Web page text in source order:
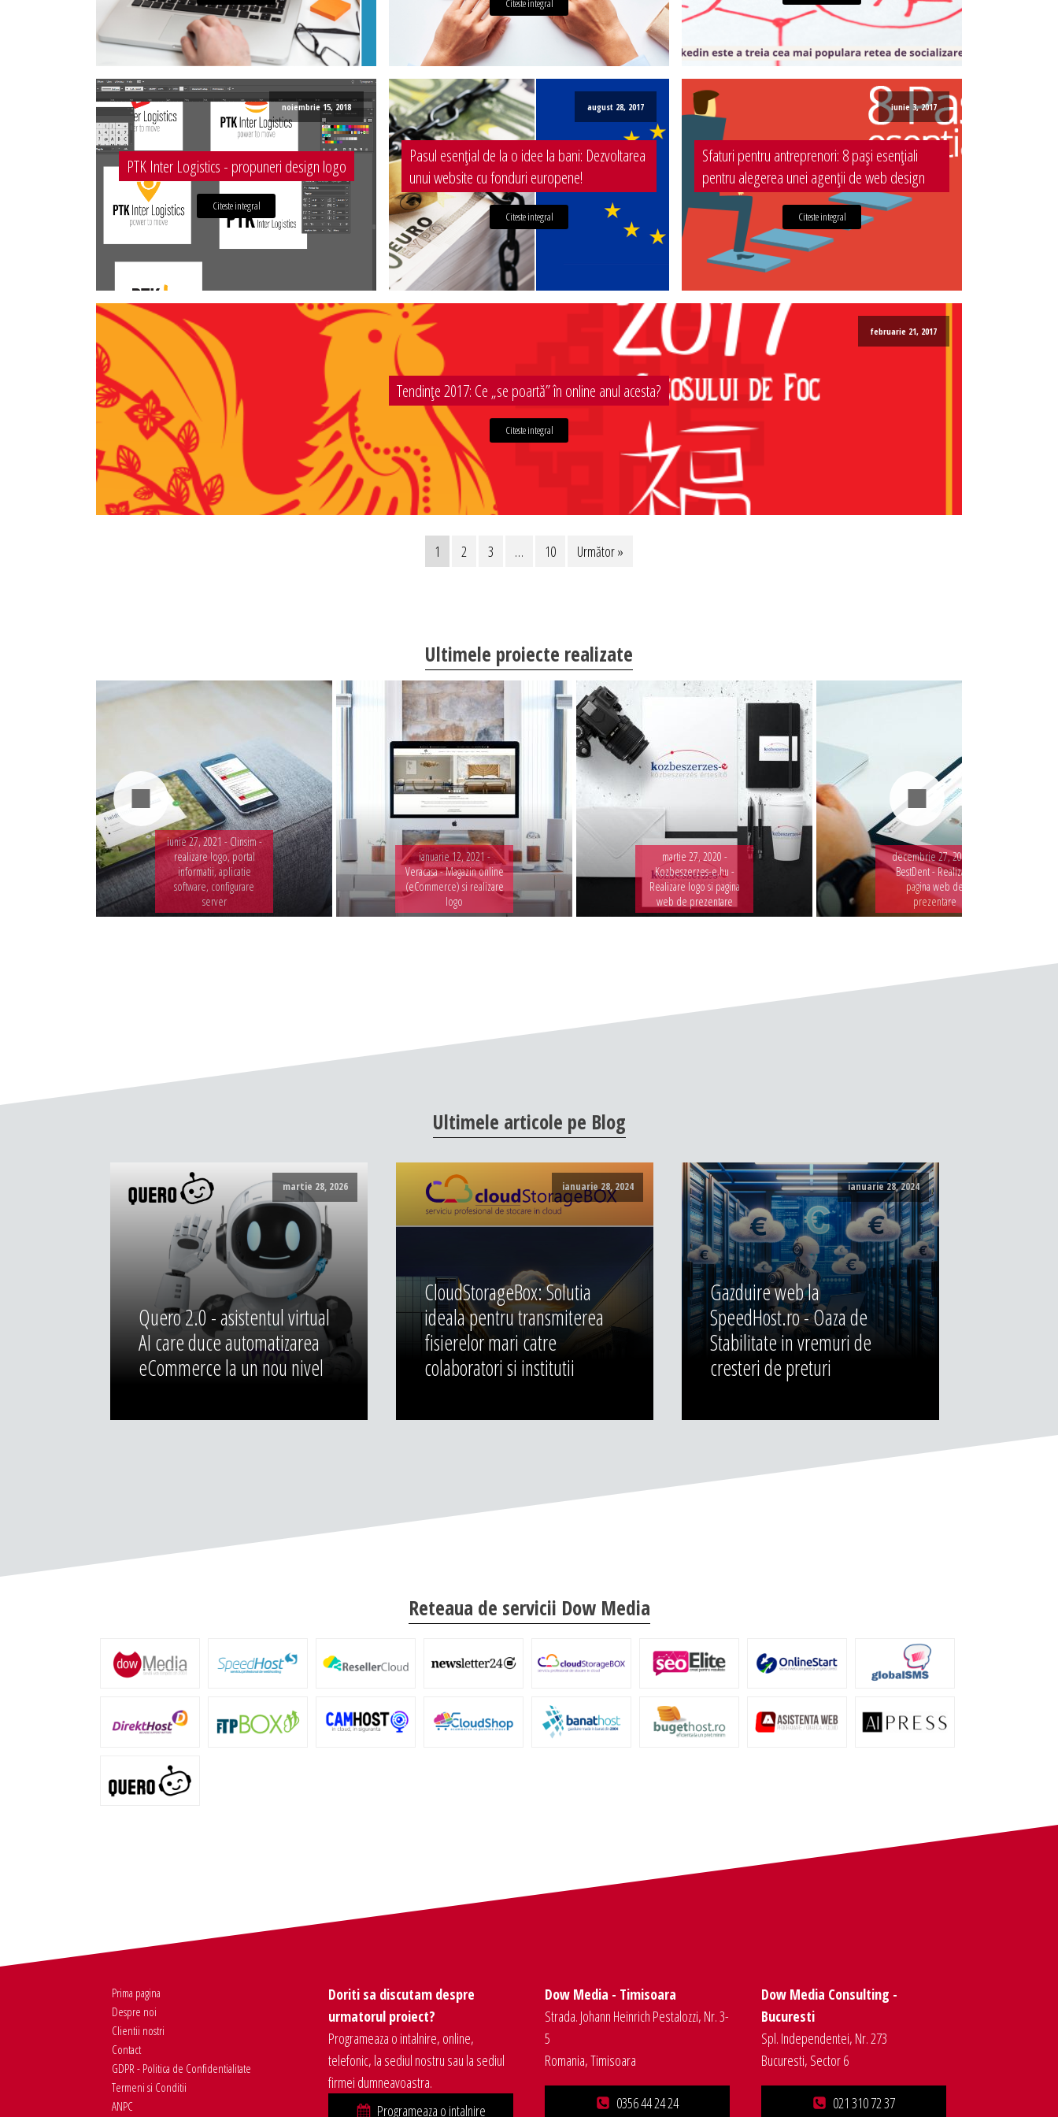
Citeste integral
noiembrie 15, 2018
PTK Inter Logistics - propuneri design logo
Citeste integral
august 28, 2017
Pasul esențial de la o idee la bani: Dezvoltarea
unui website cu fonduri europene!
Citeste integral
iunie 3, 2017
Sfaturi pentru antreprenori: 8 pași esențiali
pentru alegerea unei agenții de web design
Citeste integral
februarie 21, 2017
Tendințe 2017: Ce „se poartă” în online anul acesta?
Citeste integral
1 2 3 … 10 Următor »
Ultimele proiecte realizate
iunie 27, 2021 - Clinsim -
realizare logo, portal
informatii, aplicatie
software, configurare
server
ianuarie 12, 2021 -
Veracasa - Magazin online
(eCommerce) si realizare
logo
martie 27, 2020 -
Kozbeszerzes-e.hu -
Realizare logo si pagina
web de prezentare
decembrie 27, 2019 -
BestDent - Realizare
pagina web de
prezentare
Ultimele articole pe Blog
martie 28, 2026
Quero 2.0 - asistentul virtual
AI care duce automatizarea
eCommerce la un nou nivel
ianuarie 28, 2024
CloudStorageBox: Solutia
ideala pentru transmiterea
fisierelor mari catre
colaboratori si institutii
ianuarie 28, 2024
Gazduire web la
SpeedHost.ro - Oaza de
Stabilitate in vremuri de
cresteri de preturi
Reteaua de servicii Dow Media
Prima pagina
Despre noi
Clientii nostri
Contact
GDPR - Politica de Confidentialitate
Termeni si Conditii
ANPC
Doriti sa discutam despre
urmatorul proiect?
Programeaza o intalnire, online,
telefonic, la sediul nostru sau la sediul
firmei dumneavoastra.
Programeaza o intalnire
Dow Media - Timisoara
Strada. Johann Heinrich Pestalozzi, Nr. 3-
5
Romania, Timisoara
0356 44 24 24
Dow Media Consulting -
Bucuresti
Spl. Independentei, Nr. 273
Bucuresti, Sector 6
021 310 72 37